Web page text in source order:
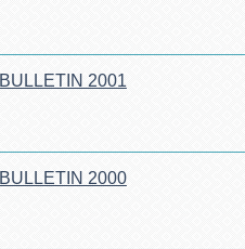
BULLETIN 2001
BULLETIN 2000